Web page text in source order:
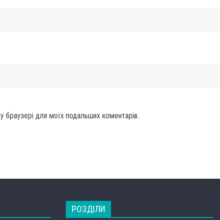
для моїх подальших коментарів.
РОЗДІЛИ